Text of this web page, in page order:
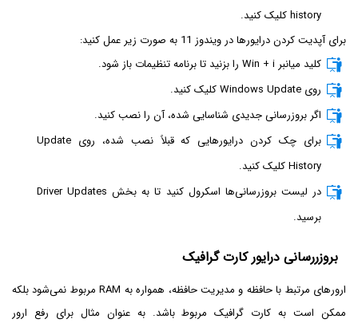
history کلیک کنید.
برای آپدیت کردن درایورها در ویندوز 11 به صورت زیر عمل کنید:
کلید میانبر Win + i را بزنید تا برنامه تنظیمات باز شود.
روی Windows Update کلیک کنید.
اگر بروزرسانی جدیدی شناسایی شده، آن را نصب کنید.
برای چک کردن درایورهایی که قبلاً نصب شده، روی Update
History کلیک کنید.
در لیست بروزرسانی‌ها اسکرول کنید تا به بخش Driver Updates
برسید.
بروزررسانی درایور کارت گرافیک
ارورهای مرتبط با حافظه و مدیریت حافظه، همواره به RAM مربوط نمی‌شود بلکه
ممکن است به کارت گرافیک مربوط باشد. به عنوان مثال برای رفع ارور